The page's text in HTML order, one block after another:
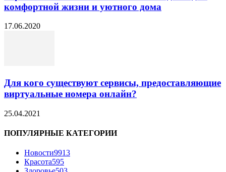
комфортной жизни и уютного дома
17.06.2020
Для кого существуют сервисы, предоставляющие
виртуальные номера онлайн?
25.04.2021
ПОПУЛЯРНЫЕ КАТЕГОРИИ
Новости9913
Красота595